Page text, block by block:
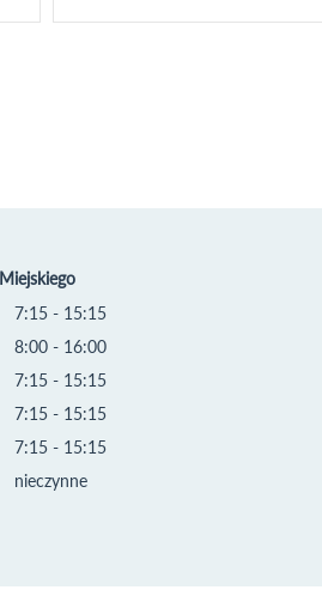
7:15 - 15:15
8:00 - 16:00
7:15 - 15:15
7:15 - 15:15
7:15 - 15:15
nieczynne